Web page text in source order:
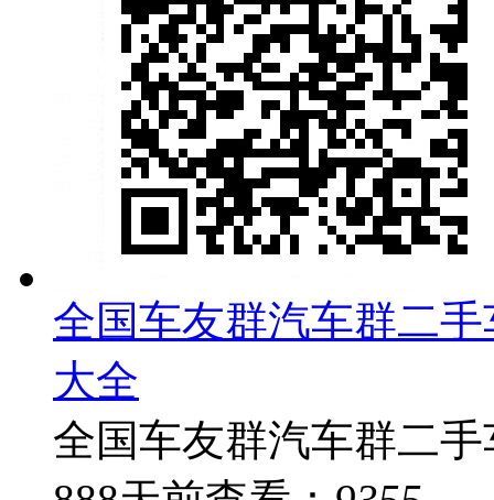
全国车友群汽车群二
大全
全国车友群汽车群二